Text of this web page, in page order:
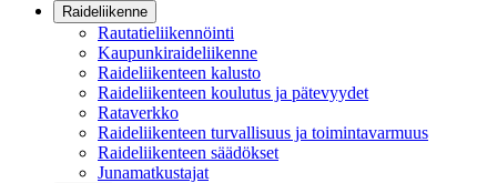
Raideliikenne
Rautatieliikennöinti
Kaupunkiraideliikenne
Raideliikenteen kalusto
Raideliikenteen koulutus ja pätevyydet
Rataverkko
Raideliikenteen turvallisuus ja toimintavarmuus
Raideliikenteen säädökset
Junamatkustajat